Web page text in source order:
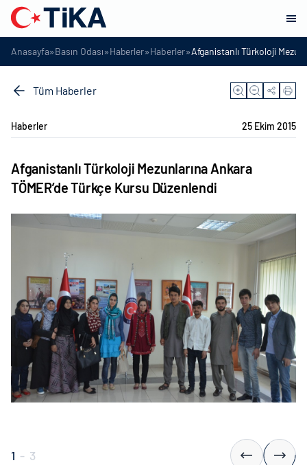
Anasayfa»Basın Odası»Haberler»Haberler»Afganistanlı Türkoloji
Tüm Haberler
Haberler 25 Ekim 2015
Afganistanlı Türkoloji Mezunlarına Ankara
TÖMER’de Türkçe Kursu Düzenlendi
1 - 3